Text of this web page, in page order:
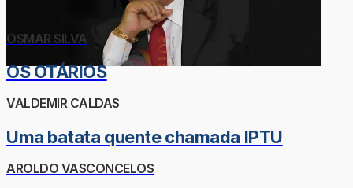
OSMAR SILVA
OS OTÁRIOS
VALDEMIR CALDAS
Uma batata quente chamada IPTU
AROLDO VASCONCELOS